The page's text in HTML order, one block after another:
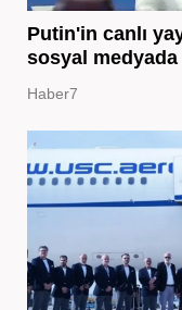
Putin'in canlı
sosyal
Haber7